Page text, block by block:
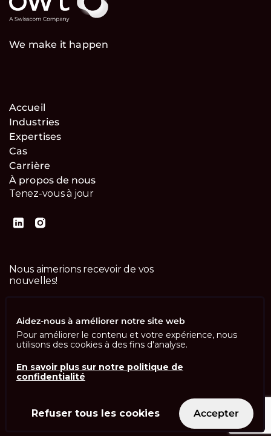
We make it happen
Accueil
Industries
Expertises
Cas
Carrière
À propos de nous
Tenez-vous à jour
Nous aimerions recevoir de vos
nouvelles!
© Swisscom Digital Technology SA 2026
Imprint
Aidez-nous à améliorer notre site web
Pour améliorer le contenu et votre expérience, nous
utilisons des cookies à des fins d'analyse.
En savoir plus sur notre politique de
confidentialité
Refuser tous les cookies Accepter